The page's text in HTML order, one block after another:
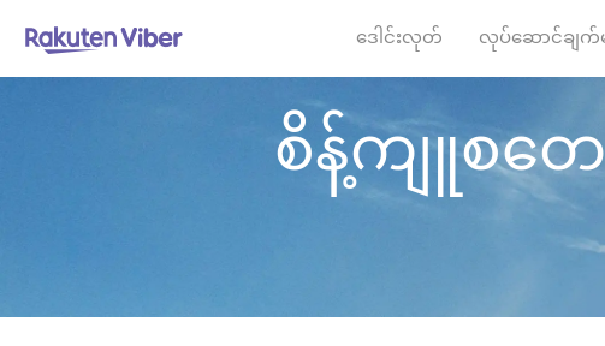
ဒေါင်းလုတ် လုပ်ဆောင်ချက်မ
စိန့်ကျူစတေ